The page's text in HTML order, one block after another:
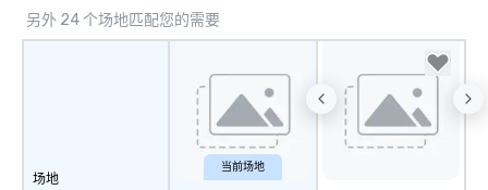
另外 24 个场地匹配您的需要
场地
当前场地